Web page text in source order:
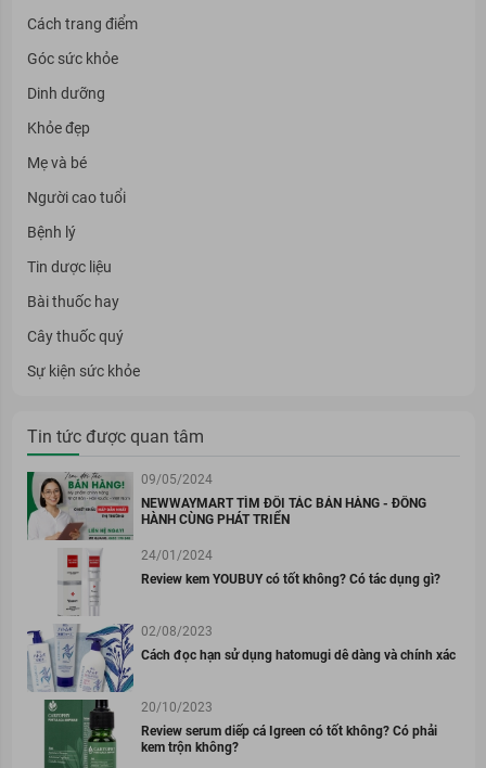
Cách trang điểm
Góc sức khỏe
Dinh dưỡng
Khỏe đẹp
Mẹ và bé
Người cao tuổi
Bệnh lý
Tin dược liệu
Bài thuốc hay
Cây thuốc quý
Sự kiện sức khỏe
Tin tức được quan tâm
09/05/2024
NEWWAYMART TÌM ĐỐI TÁC BÁN HÀNG - ĐỒNG
HÀNH CÙNG PHÁT TRIỂN
24/01/2024
Review kem YOUBUY có tốt không? Có tác dụng gì?
02/08/2023
Cách đọc hạn sử dụng hatomugi dễ dàng và chính xác
20/10/2023
Review serum diếp cá Igreen có tốt không? Có phải
kem trộn không?